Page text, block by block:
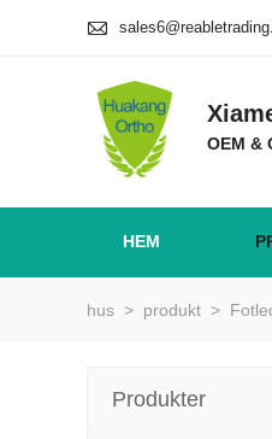

OEM &
HEM
hus > produkt >
Produkter